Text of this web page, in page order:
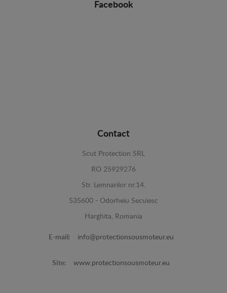
Facebook
Contact
Scut Protection SRL
RO 25929276
Str. Lemnarilor nr.14.
535600 - Odorheiu Secuiesc
Harghita, Romania
E-mail: info@protectionsousmoteur.eu
Site: www.protectionsousmoteur.eu